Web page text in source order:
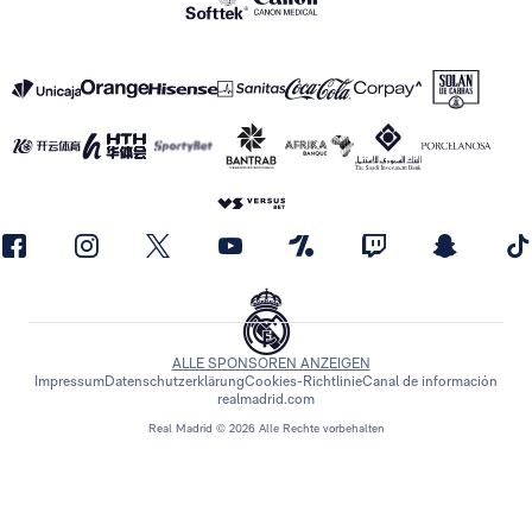
Real Madrid © 2026 Alle Rechte vorbehalten
ALLE SPONSOREN ANZEIGEN
ImpressumDatenschutzerklärungCookies-RichtlinieCanal de información
realmadrid.com